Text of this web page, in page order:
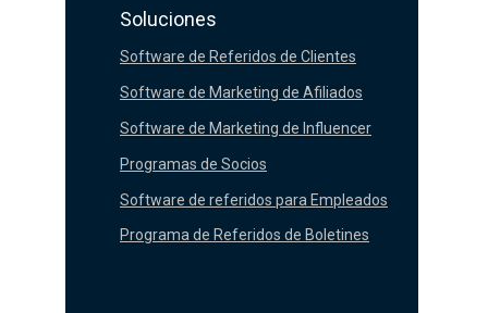
Software de Referidos de Clientes
Programa de Referidos de Boletines
Programas de Socios
Software de Marketing de Influencer
Software de Marketing de Afiliados
Software de referidos para Empleados
Soluciones